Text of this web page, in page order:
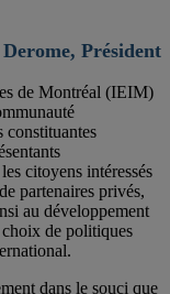
Président
de Montréal (IEIM)
constituantes
citoyens intéressés
partenaires privés,
au développement
de politiques
dans le souci que